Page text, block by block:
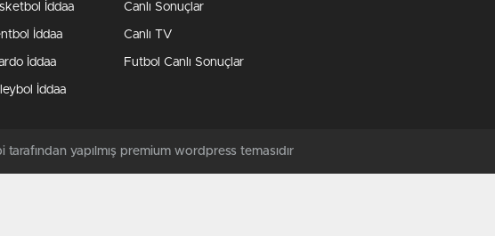
İddaa
İddaa
İddaa
İddaa
Canlı Sonuçlar
Canlı TV
Futbol Canlı Sonuçlar
yapılmış premium wordpress temasıdır